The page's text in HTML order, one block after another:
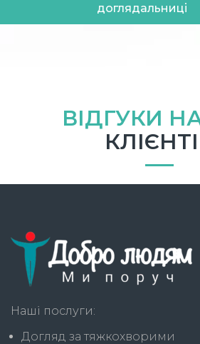
доглядальниці
ВІДГУКИ
Наші послуги:
Догляд за тяжкохворими